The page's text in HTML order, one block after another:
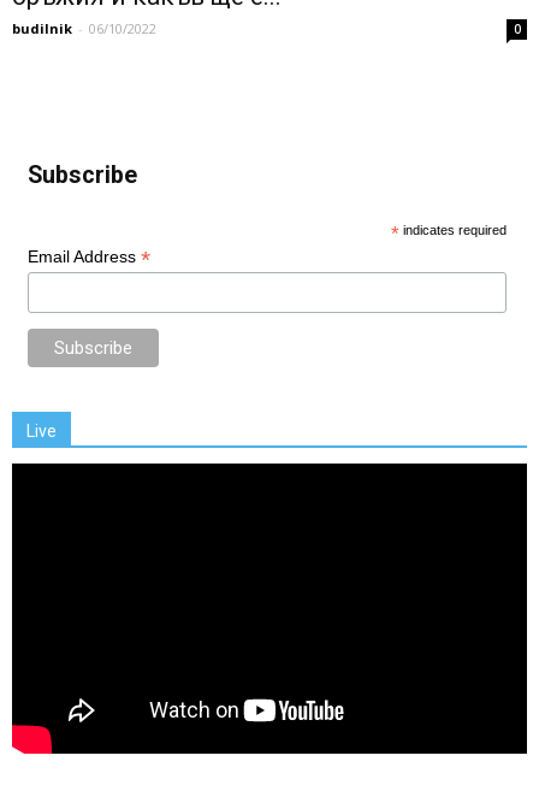
budilnik - 06/10/2022 0
Subscribe
* indicates required
Email Address *
Live